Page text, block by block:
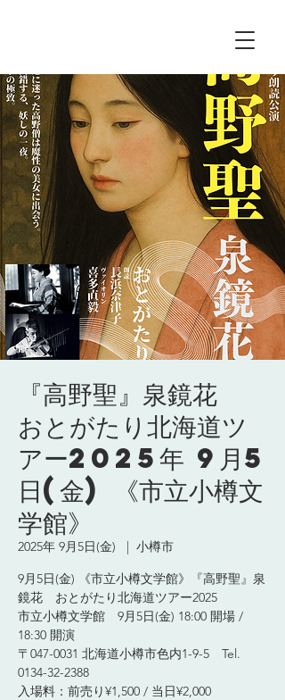
『高野聖』泉鏡花
おとがたり北海道ツ
アー2025年 9月5
日(金) 《市立小樽文
学館》
2025年 9月5日(金)
  |
小樽市
9月5日(金) 《市立小樽文学館》『高野聖』泉
鏡花 おとがたり北海道ツアー2025
市立小樽文学館 9月5日(金) 18:00 開場 /
18:30 開演
〒047-0031 北海道小樽市色内1-9-5 Tel.
0134-32-2388
入場料：前売り¥1,500 / 当日¥2,000